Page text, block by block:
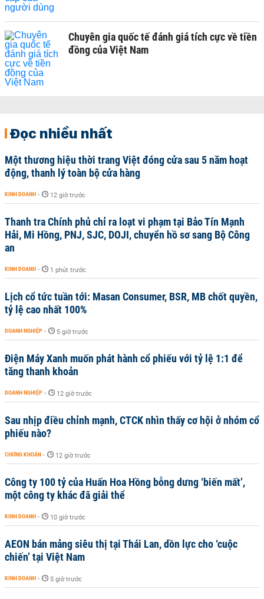
Chuyên gia quốc tế đánh giá tích cực về tiền
đồng của Việt Nam
Đọc nhiều nhất
Một thương hiệu thời trang Việt đóng cửa sau 5 năm hoạt
động, thanh lý toàn bộ cửa hàng
KINH DOANH - 12 giờ trước
Thanh tra Chính phủ chỉ ra loạt vi phạm tại Bảo Tín Mạnh
Hải, Mi Hồng, PNJ, SJC, DOJI, chuyển hồ sơ sang Bộ Công
an
KINH DOANH - 1 phút trước
Lịch cổ tức tuần tới: Masan Consumer, BSR, MB chốt quyền,
tỷ lệ cao nhất 100%
DOANH NGHIỆP - 5 giờ trước
Điện Máy Xanh muốn phát hành cổ phiếu với tỷ lệ 1:1 để
tăng thanh khoản
DOANH NGHIỆP - 12 giờ trước
Sau nhịp điều chỉnh mạnh, CTCK nhìn thấy cơ hội ở nhóm cổ
phiếu nào?
CHỨNG KHOÁN - 12 giờ trước
Công ty 100 tỷ của Huấn Hoa Hồng bỗng dưng ‘biến mất’,
một công ty khác đã giải thể
KINH DOANH - 10 giờ trước
AEON bán mảng siêu thị tại Thái Lan, dồn lực cho ‘cuộc
chiến’ tại Việt Nam
KINH DOANH - 5 giờ trước